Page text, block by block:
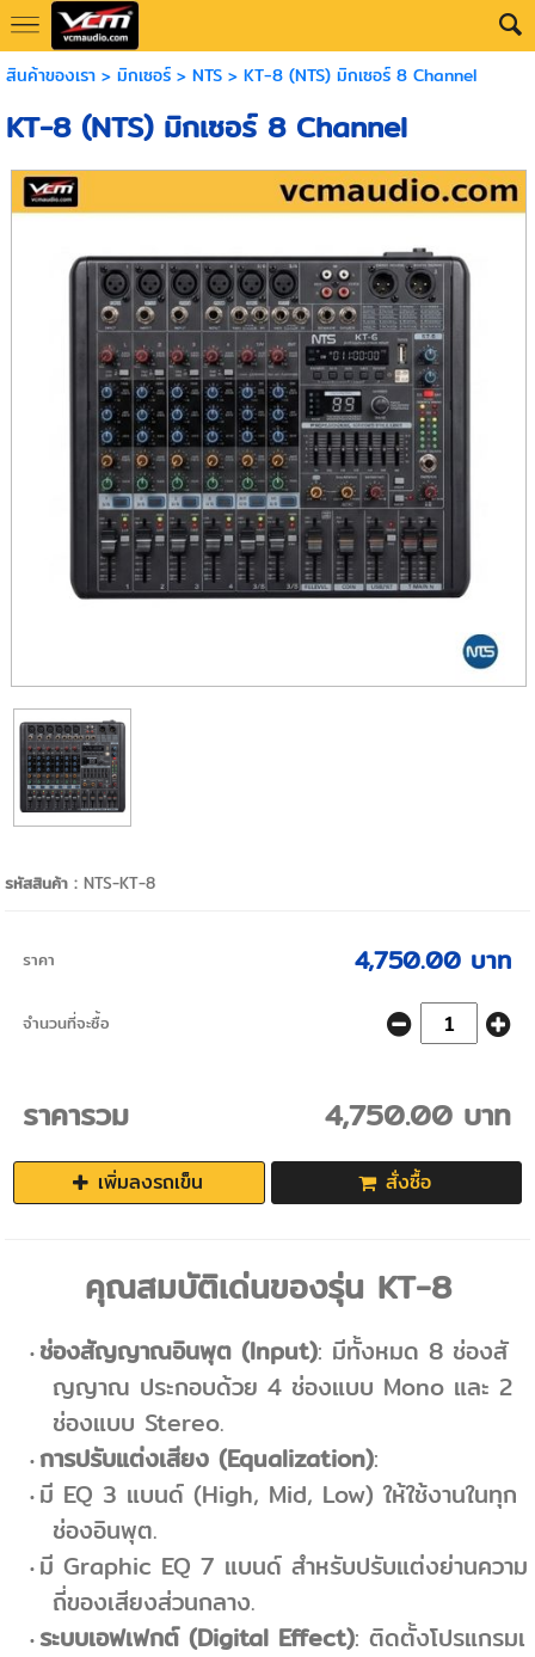
สินค้าของเรา> มิกเซอร์> NTS> KT-8 (NTS) มิกเซอร์ 8 Channel
KT-8 (NTS) มิกเซอร์ 8 Channel
รหัสสินค้า :NTS-KT-8
ราคา 4,750.00 บาท
จำนวนที่จะซื้อ
ราคารวม 4,750.00 บาท
เพิ่มลงรถเข็น สั่งซื้อ
คุณสมบัติเด่นของรุ่น KT-8
ช่องสัญญาณอินพุต (Input): มีทั้งหมด 8 ช่องสั
ญญาณ ประกอบด้วย 4 ช่องแบบ Mono และ 2
ช่องแบบ Stereo.
การปรับแต่งเสียง (Equalization):
มี EQ 3 แบนด์ (High, Mid, Low) ให้ใช้งานในทุก
ช่องอินพุต.
มี Graphic EQ 7 แบนด์ สำหรับปรับแต่งย่านความ
ถี่ของเสียงส่วนกลาง.
ระบบเอฟเฟกต์ (Digital Effect): ติดตั้งโปรแกรมเ